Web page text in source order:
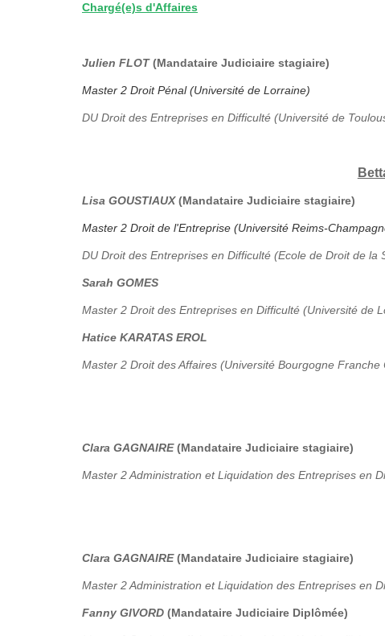
Chargé(e)s d'Affaires
Julien FLOT(Mandataire Judiciaire stagiaire)
Master 2 Droit Pénal (Université de Lorraine)
DU Droit des Entreprises en Difficulté (Université de
Lisa GOUSTIAUX(Mandataire Judiciaire stagiaire)
Master 2 Droit de l'Entreprise (Université Reims-
DU Droit des Entreprises en Difficulté (Ecole de Droit de la
Sarah GOMES
Master 2 Droit des Entreprises en Difficulté (Université de
Hatice KARATAS EROL
Master 2 Droit des Affaires (Université Bourgogne Franche
Clara GAGNAIRE(Mandataire Judiciaire stagiaire)
Master 2 Administration et Liquidation des Entreprises en
Clara GAGNAIRE(Mandataire Judiciaire stagiaire)
Master 2 Administration et Liquidation des Entreprises en
Fanny GIVORD (Mandataire Judiciaire Diplômée)